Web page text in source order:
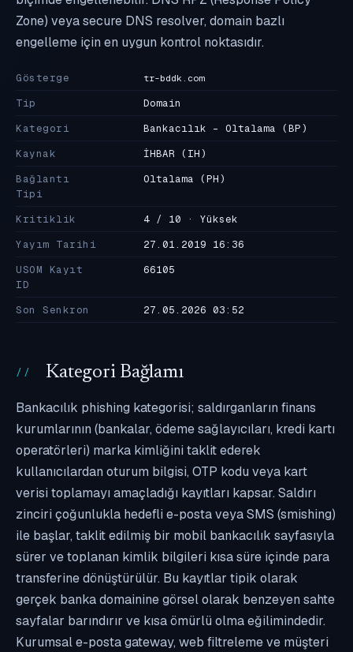
Zone) veya secure DNS resolver, domain bazlı
engelleme için en uygun kontrol noktasıdır.
Gösterge tr-bddk.com
Tip
Domain
Kategori
Bankacılık - Oltalama (BP)
Kaynak
İHBAR (IH)
Bağlantı
Tipi
Oltalama (PH)
Kritiklik
4 / 10 · Yüksek
Yayım Tarihi
27.01.2019 16:36
USOM Kayıt
ID
66105
Son Senkron 27.05.2026 03:52
Kategori Bağlamı
Bankacılık phishing kategorisi; saldırganların finans
kurumlarının (bankalar, ödeme sağlayıcıları, kredi kartı
operatörleri) marka kimliğini taklit ederek
kullanıcılardan oturum bilgisi, OTP kodu veya kart
verisi toplamayı amaçladığı kayıtları kapsar. Saldırı
zinciri çoğunlukla hedefli e-posta veya SMS (smishing)
ile başlar, taklit edilmiş bir mobil bankacılık sayfasıyla
sürer ve toplanan kimlik bilgileri kısa süre içinde para
transferine dönüştürülür. Bu kayıtlar tipik olarak
gerçek banka domainine görsel olarak benzeyen sahte
sayfalar barındırır ve kısa ömürlü olma eğilimindedir.
Kurumsal e-posta gateway, web filtreleme ve müşteri